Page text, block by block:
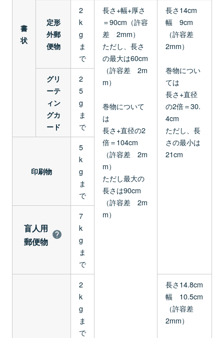
書
状
定形
外郵
便物
2
k
g
ま
で
長さ+幅+厚さ
＝90cm（許容
差 2mm）
ただし、長さ
の最大は60cm
（許容差 2m
m）
巻物について
は
長さ+直径の2
倍＝104cm
（許容差 2m
m）
ただし最大の
長さは90cm
（許容差 2m
m）
長さ14cm
幅 9cm
（許容差
2mm）
巻物につい
ては
長さ+直径
の2倍＝30.
4cm
ただし、長
さの最小は
21cm
グリ
ーテ
ィン
グカ
ード
2
5
g
ま
で
印刷物
5
k
g
ま
で
盲人用
郵便物
7
k
g
ま
で
2
k
g
ま
で
長さ14.8cm
幅 10.5cm
（許容差
2mm）